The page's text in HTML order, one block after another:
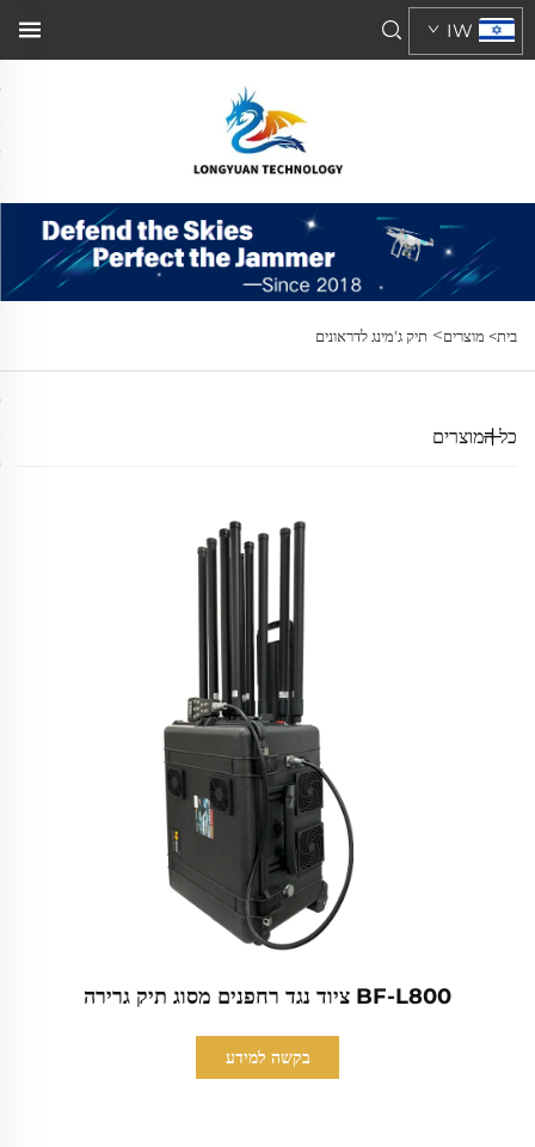
IW
בית> מוצרים> תיק ג'מינג לדראונים
כל המוצרים
BF-L800 ציוד נגד רחפנים מסוג תיק גרירה
בקשה למידע